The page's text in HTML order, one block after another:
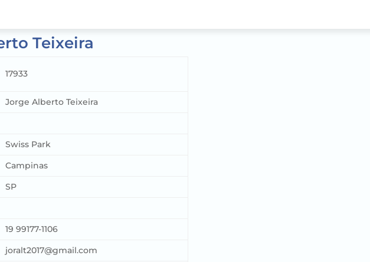
Teixeira
17933
Jorge Alberto Teixeira
Swiss Park
Campinas
SP
19 99177-1106
joralt2017@gmail.com